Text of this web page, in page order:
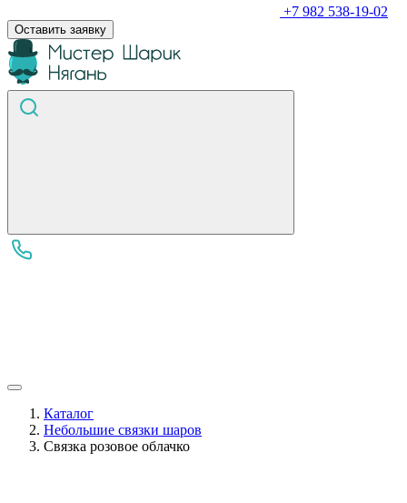
+7 982 538-19-02
Оставить заявку
Каталог
Небольшие связки шаров
Связка розовое облачко